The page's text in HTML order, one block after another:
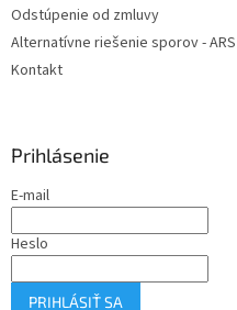
Odstúpenie od zmluvy
Alternatívne riešenie sporov - ARS
Kontakt
Prihlásenie
E-mail
Heslo
PRIHLÁSIŤ SA